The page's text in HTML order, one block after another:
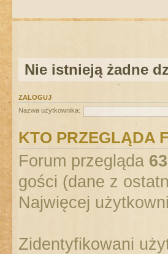
Nie istnieją żadne
ZALOGUJ
Nazwa użytkownika:
KTO PRZEGLĄDA
Forum przegląda 63
gości (dane z
Najwięcej
Zidentyfikowani